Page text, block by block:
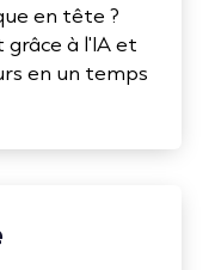
en tête ?
grâce à l'IA et
en un temps